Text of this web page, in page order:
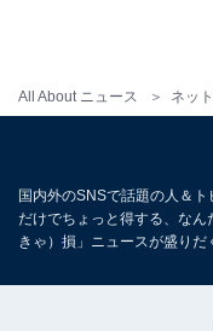
All About ニュース ネッ
国内外のSNSで話題の人＆
だけでちょっと得する、な
きゃ）損」ニュースが盛りだ